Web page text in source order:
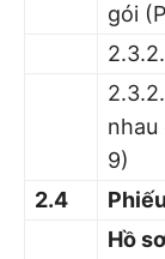
gói
nhau
9)
2.4
Hồ